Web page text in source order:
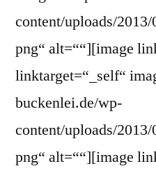
content/uploads/
png“ alt=““][image
linktarget=“_self“
buckenlei.de/wp-
content/uploads/
png“ alt=““][image